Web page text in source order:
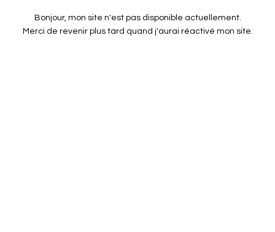
Bonjour, mon site n'est pas disponible actuellement.
Merci de revenir plus tard quand j'aurai réactivé mon site.